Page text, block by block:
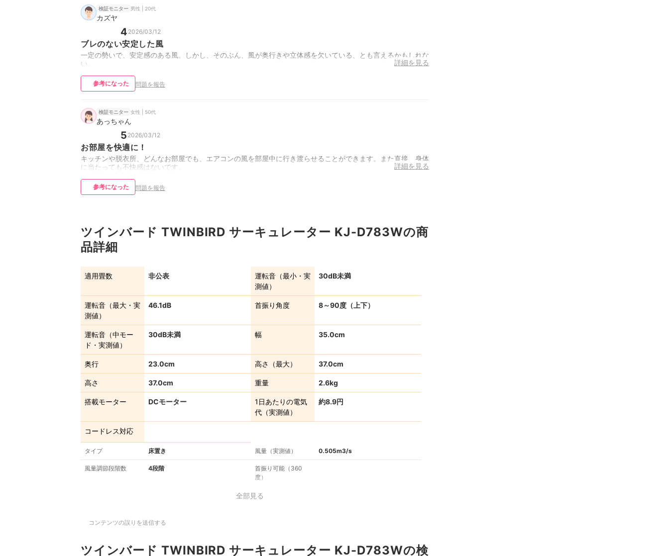
検証モニター 男性 | 20代
カズヤ
4 2026/03/12
ブレのない安定した風
一定の勢いで、安定感のある風。しかし、そのぶん、風が奥行きや立体感を欠いている、とも言えるかもしれな
い。
詳細を見る
参考になった 問題を報告
検証モニター 女性 | 50代
あっちゃん
5 2026/03/12
お部屋を快適に！
キッチンや脱衣所、どんなお部屋でも、エアコンの風を部屋中に行き渡らせることができます。また直接、身体
に当たっても不快感はないです。
詳細を見る
参考になった 問題を報告
ツインバード TWINBIRD サーキュレーター KJ-D783Wの商
品詳細
適用畳数 非公表
運転音（最小・実
測値）
30dB未満
運転音（最大・実
測値）
46.1dB 首振り角度 8～90度（上下）
運転音（中モー
ド・実測値）
30dB未満 幅 35.0cm
奥行 23.0cm 高さ（最大） 37.0cm
高さ 37.0cm 重量 2.6kg
搭載モーター DCモーター
1日あたりの電気
代（実測値）
約8.9円
コードレス対応
タイプ 床置き 風量（実測値） 0.505m3/s
風量調節段階数 4段階
首振り可能（360
度）
全部見る
コンテンツの誤りを送信する
ツインバード TWINBIRD サーキュレーター KJ-D783Wの検